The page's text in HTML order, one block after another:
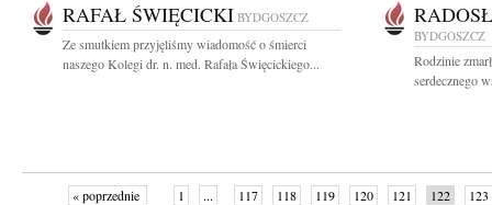
RAFAŁ ŚWIĘCICKI BYDGOSZCZ
Ze smutkiem przyjęliśmy wiadomość o śmierci
naszego Kolegi dr. n. med. Rafała Święcickiego...
BYDGOSZCZ
Rodzinie
serdecznego
« poprzednie 1 ... 117 118 119 120 121 122 123